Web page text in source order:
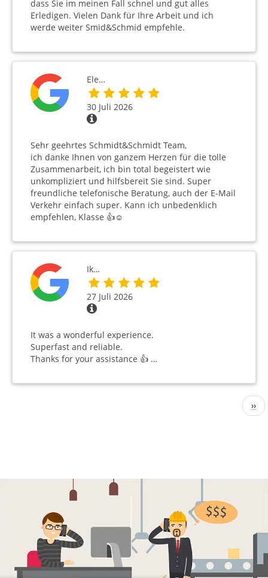
dass Sie im meinen Fall schnel und gut alles
Erledigen. Vielen Dank für Ihre Arbeit und ich
werde weiter Smid&Schmid empfehle.
Ele…
30 Juli 2026
Sehr geehrtes Schmidt&Schmidt Team,
ich danke Ihnen von ganzem Herzen für die tolle
Zusammenarbeit, ich bin total begeistert wie
unkompliziert und hilfsbereit Sie sind. Super
freundliche telefonische Beratung, auch der E-Mail
Verkehr einfach super. Kann ich unbedenklich
empfehlen, Klasse 👍☺️
Ik…
27 Juli 2026
It was a wonderful experience.
Superfast and reliable.
Thanks for your assistance 👍 …
››